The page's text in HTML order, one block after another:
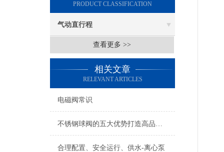
PRODUCT CLASSIFICATION
气动直行程
查看更多 >>
相关文章
RELEVANT ARTICLES
电磁阀常识
不锈钢球阀的五大优势打造高品质阀门
合理配置、安全运行、供水-离心泵